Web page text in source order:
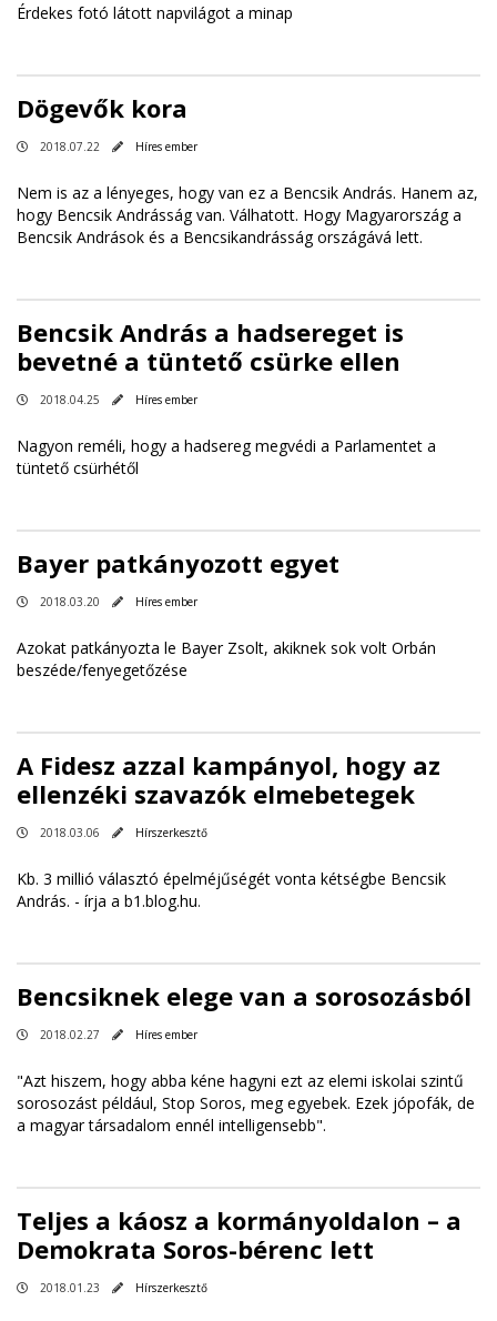
Érdekes fotó látott napvilágot a minap
Dögevők kora
2018.07.22 Híres ember
Nem is az a lényeges, hogy van ez a Bencsik András. Hanem az,
hogy Bencsik Andrásság van. Válhatott. Hogy Magyarország a
Bencsik Andrások és a Bencsikandrásság országává lett.
Bencsik András a hadsereget is
bevetné a tüntető csürke ellen
2018.04.25 Híres ember
Nagyon reméli, hogy a hadsereg megvédi a Parlamentet a
tüntető csürhétől
Bayer patkányozott egyet
2018.03.20 Híres ember
Azokat patkányozta le Bayer Zsolt, akiknek sok volt Orbán
beszéde/fenyegetőzése
A Fidesz azzal kampányol, hogy az
ellenzéki szavazók elmebetegek
2018.03.06 Hírszerkesztő
Kb. 3 millió választó épelméjűségét vonta kétségbe Bencsik
András. - írja a b1.blog.hu.
Bencsiknek elege van a sorosozásból
2018.02.27 Híres ember
"Azt hiszem, hogy abba kéne hagyni ezt az elemi iskolai szintű
sorosozást például, Stop Soros, meg egyebek. Ezek jópofák, de
a magyar társadalom ennél intelligensebb".
Teljes a káosz a kormányoldalon – a
Demokrata Soros-bérenc lett
2018.01.23 Hírszerkesztő